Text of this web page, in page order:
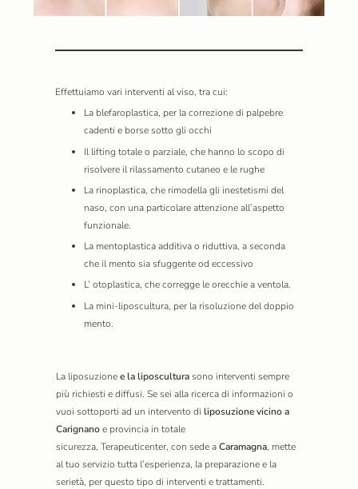
Effettuiamo vari interventi al viso, tra cui:
La blefaroplastica, per la correzione di palpebre
cadenti e borse sotto gli occhi
Il lifting totale o parziale, che hanno lo scopo di
risolvere il rilassamento cutaneo e le rughe
La rinoplastica, che rimodella gli inestetismi del
naso, con una particolare attenzione all’aspetto
funzionale.
La mentoplastica additiva o riduttiva, a seconda
che il mento sia sfuggente od eccessivo
L’ otoplastica, che corregge le orecchie a ventola.
La mini-liposcultura, per la risoluzione del doppio
mento.
La liposuzionee la liposculturasono interventi sempre
più richiesti e diffusi. Se sei alla ricerca di informazioni o
vuoi sottoporti ad un intervento di liposuzione vicino a
Carignanoe provincia in totale
sicurezza, Terapeuticenter, con sede aCaramagna, mette
al tuo servizio tutta l’esperienza, la preparazione e la
serietà, per questo tipo di interventi e trattamenti.